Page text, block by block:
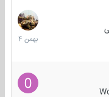
30
بهمن
1404
10